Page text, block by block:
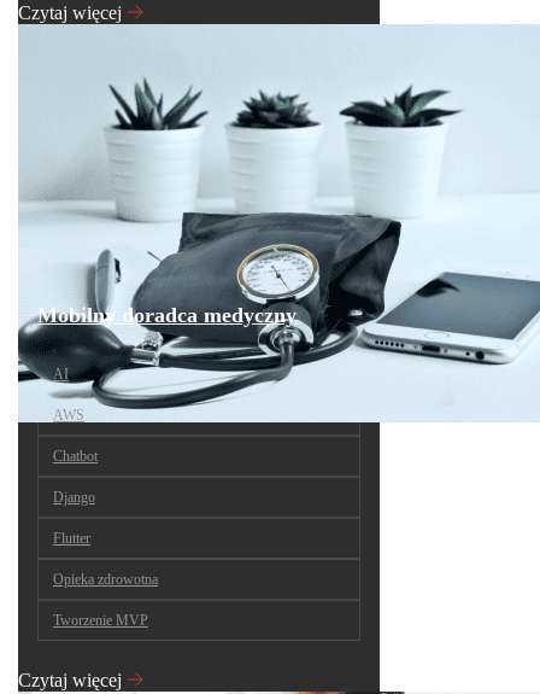
Czytaj więcej
Mobilny doradca medyczny
AI
AWS
Chatbot
Django
Flutter
Opieka zdrowotna
Tworzenie MVP
Czytaj więcej